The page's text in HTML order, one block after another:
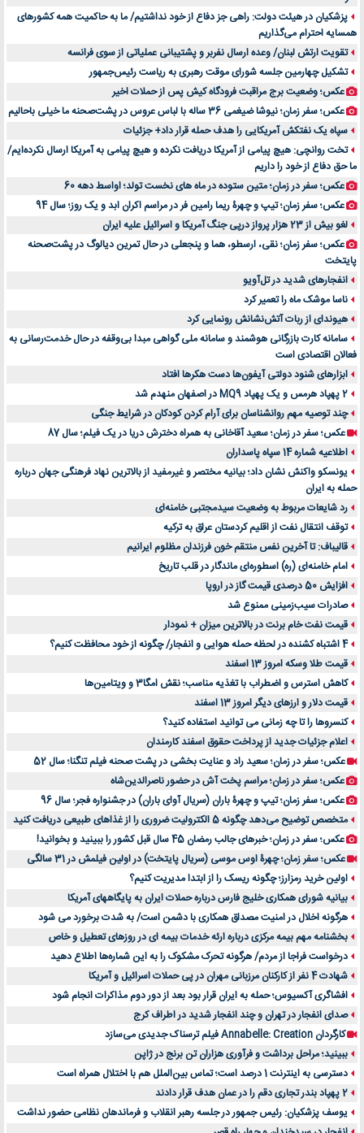
اهمیت انتخاب بهترین وکیل در سعادت آباد برای پرونده‌های حساس و کلان
لیفتراک صفر؛ راهنمای جامع خرید، قیمت و فروش در ایران
راهنمای جامع بهترین کفش ورزشی برای دویدن و استفاده روزمره | بررسی ۱۲ مدل برتر
پزشکیان در هیئت دولت: راهی جز دفاع از خود نداشتیم/ ما به حاکمیت همه کشورهای
همسایه احترام می‌گذاریم
تقویت ارتش لبنان/ وعده ارسال نفربر و پشتیبانی عملیاتی از سوی فرانسه
تشکیل چهارمین جلسه شورای موقت رهبری به ریاست رئیس‌جمهور
عکس؛ وضعیت برج مراقبت فرودگاه کیش پس از حملات اخیر
عکس؛ سفر زمان؛ نیوشا ضیغمی 36 ساله با لباس عروس در پشت‌صحنه ما خیلی باحالیم
سپاه یک نفتکش آمریکایی را هدف حمله قرار داد+ جزئیات
تخت روانچی: هیچ پیامی از آمریکا دریافت نکرده و هیچ پیامی به آمریکا ارسال نکرده‌ایم/
ما حق دفاع از خود را داریم
عکس؛ سفر در زمان؛ متین ستوده در ماه های نخست تولد؛ اواسط دهه 60
عکس؛ سفر زمان؛ تیپ و چهرۀ ریما رامین فر در مراسم اکران ابد و یک روز؛ سال 94
لغو بیش از 23 هزار پرواز درپی جنگ آمریکا و اسرائیل علیه ایران
عکس؛ سفر زمان؛ نقی، ارسطو، هما و پنجعلی در حال تمرین دیالوگ در پشت‌صحنه
پایتخت
انفجارهای شدید در تل‌آویو
ناسا موشک ماه را تعمیر کرد
هیوندای از ربات آتش‌نشانش رونمایی کرد
سامانه کارت بازرگانی هوشمند و سامانه ملی گواهی مبدا بی‌وقفه در حال خدمت‌رسانی به
فعالان اقتصادی است
ابزارهای شنود دولتی آیفون‌ها دست هکرها افتاد
2 پهپاد هرمس و یک پهپاد MQ9 در اصفهان منهدم شد
چند توصیه مهم روانشناسان برای آرام کردن کودکان در شرایط جنگی
عکس؛ سفر در زمان؛ سعید آقاخانی به همراه دخترش دریا در یک فیلم؛ سال 87
اطلاعیه شماره 14 سپاه پاسداران
یونسکو واکنش نشان داد؛ بیانیه مختصر و غیرمفید از بالاترین نهاد فرهنگی جهان درباره
حمله به ایران
رد شایعات مربوط به وضعیت سیدمجتبی خامنه‌ای
توقف انتقال نفت از اقلیم کردستان عراق به ترکیه
قالیباف: تا آخرین نفس منتقم خون فرزندان مظلوم ایرانیم
امام خامنه‌ای (ره) اسطوره‌ای ماندگار در قلب تاریخ
افزایش 50 درصدی قیمت گاز در اروپا
صادرات سیب‌زمینی ممنوع شد
قیمت نفت خام برنت در بالاترین میزان + نمودار
4 اشتباه کشنده در لحظه حمله هوایی و انفجار/ چگونه از خود محافظت کنیم؟
قیمت طلا وسکه امروز 13 اسفند
کاهش استرس و اضطراب با تغذیه مناسب؛ نقش امگا3 و ویتامین‌ها
قیمت دلار و ارزهای دیگر امروز 13 اسفند
کنسروها را تا چه زمانی می توانید استفاده کنید؟
اعلام جزئیات جدید از پرداخت حقوق اسفند کارمندان
عکس؛ سفر در زمان؛ سعید راد و عنایت بخشی در پشت صحنه فیلم تنگنا؛ سال 52
عکس؛ سفر در زمان؛ مراسم پخت آش در حضور ناصرالدین‌شاه
عکس؛ سفر زمان؛ تیپ و چهرۀ باران (سریال آوای باران) در جشنواره فجر؛ سال 96
متخصص توضیح می‌دهد چگونه 5 الکترولیت ضروری را از غذاهای طبیعی دریافت کنید
عکس؛ سفر در زمان؛ خبرهای جالب رمضان 45 سال قبل کشور را ببینید و بخوانید!
عکس؛ سفر زمان؛ چهرۀ اوس موسی (سریال پایتخت) در اولین فیلمش در 31 سالگی
اولین خرید رمزارز؛ چگونه ریسک را از ابتدا مدیریت کنیم؟
بیانیه شورای همکاری خلیج فارس درباره حملات ایران به پایگاههای آمریکا
هرگونه اخلال در امنیت مصداق همکاری با دشمن است/ به شدت برخورد می شود
بخشنامه مهم بیمه مرکزی درباره ارئه خدمات بیمه ای در روزهای تعطیل و خاص
درخواست فراجا از مردم/ هرگونه تحرک مشکوک را به این شماره‌ها اطلاع دهید
شهادت 4 نفر از کارکنان مرزبانی مهران در پی حملات اسرائیل و آمریکا
افشاگری آکسیوس؛ حمله به ایران قرار بود بعد از دور دوم مذاکرات انجام شود
صدای انفجار در تهران و چند انفجار شدید در اطراف کرج
کارگردان Annabelle: Creation فیلم ترسناک جدیدی می‌سازد
ببینید؛ مراحل برداشت و فرآوری هزاران تن برنج در ژاپن
دسترسی به اینترنت 1 درصد است؛ تماس بین‌الملل هم با اختلال همراه است
2 پهپاد بندر تجاری دقم را در عمان هدف قرار دادند
یوسف پزشکیان: رئیس جمهور در جلسه رهبر انقلاب و فرماندهان نظامی حضور نداشت